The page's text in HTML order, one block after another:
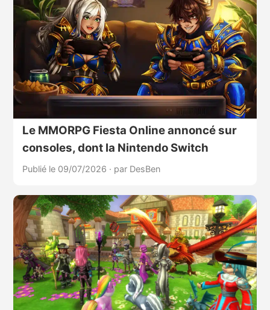
Le MMORPG Fiesta Online annoncé sur
consoles, dont la Nintendo Switch
Publié le 09/07/2026 · par DesBen